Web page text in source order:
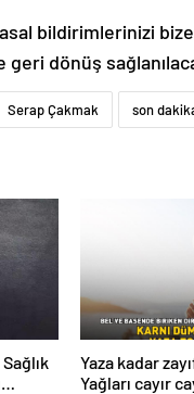
bildirimlerinizi
dönüş
Serap Çakmak son
Yaza kadar
Yağları cayır